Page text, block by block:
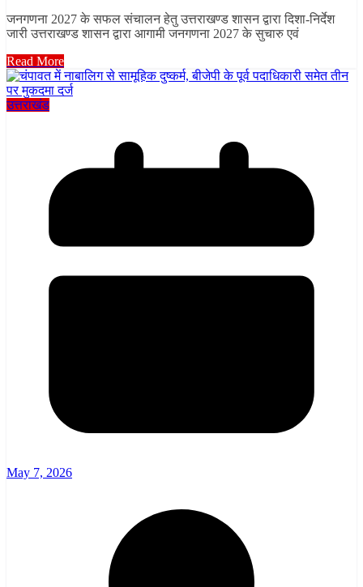
जनगणना 2027 के सफल संचालन हेतु उत्तराखण्ड शासन द्वारा दिशा-निर्देश
जारी उत्तराखण्ड शासन द्वारा आगामी जनगणना 2027 के सुचारु एवं
Read More
उत्तराखंड
May 7, 2026